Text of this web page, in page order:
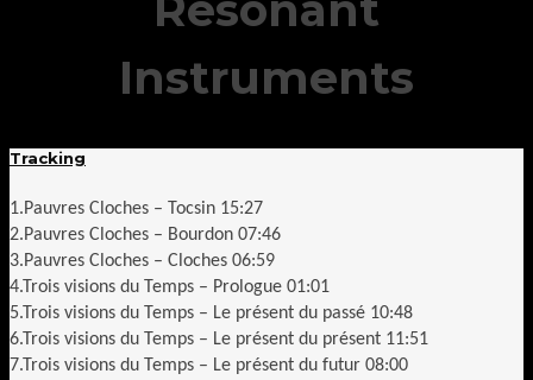
Instruments
Tracking
1.Pauvres Cloches – Tocsin 15:27
2.Pauvres Cloches – Bourdon 07:46
3.Pauvres Cloches – Cloches 06:59
4.Trois visions du Temps – Prologue 01:01
5.Trois visions du Temps – Le présent du passé 10:48
6.Trois visions du Temps – Le présent du présent 11:51
7.Trois visions du Temps – Le présent du futur 08:00